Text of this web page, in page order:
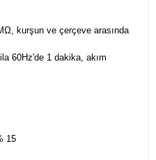
kurşun ve çerçeve arasında
60Hz'de 1 dakika, akım
15